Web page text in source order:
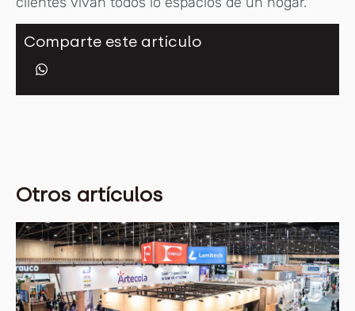
Comparte este artículo
Otros artículos